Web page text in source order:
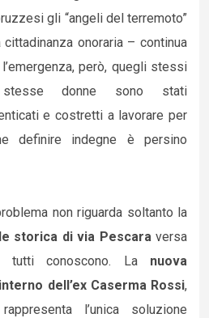
gli “angeli del terremoto”
onoraria – continua
l’emergenza, però, quegli stessi
donne sono stati
e costretti a lavorare per
definire indegne è persino
non riguarda soltanto la
storica di via Pescara versa
tutti conoscono. Lanuova
dell’ex Caserma Rossi,
l’unica soluzione